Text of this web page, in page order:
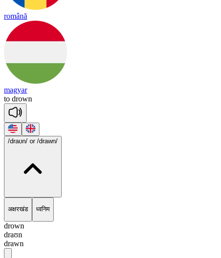
română
magyar
to drown
/draʊn/ or /drawn/
अक्षरखंड ध्वनिम
drown
draʊn
drawn